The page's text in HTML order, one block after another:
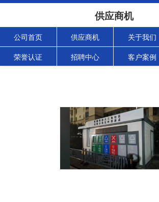
供应商机
公司首页 供应商机 关于我们
荣誉认证 招聘中心 客户案例